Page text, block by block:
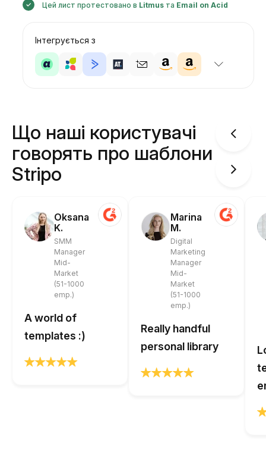
Цей лист протестовано в Litmusта Email on Acid
Інтегрується з
Що наші користувачі
говорять про шаблони
Stripo
Oksana
K.
SMM
Manager
Mid-
Market
(51-1000
emp.)
A world of
templates :)
Marina
M.
Digital
Marketing
Manager
Mid-
Market
(51-1000
emp.)
Really handful
personal library